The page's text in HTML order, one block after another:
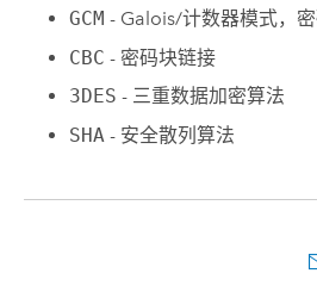
GCM - Galois/计数器模式，
CBC - 密码块链接
3DES - 三重数据加密算法
SHA - 安全散列算法